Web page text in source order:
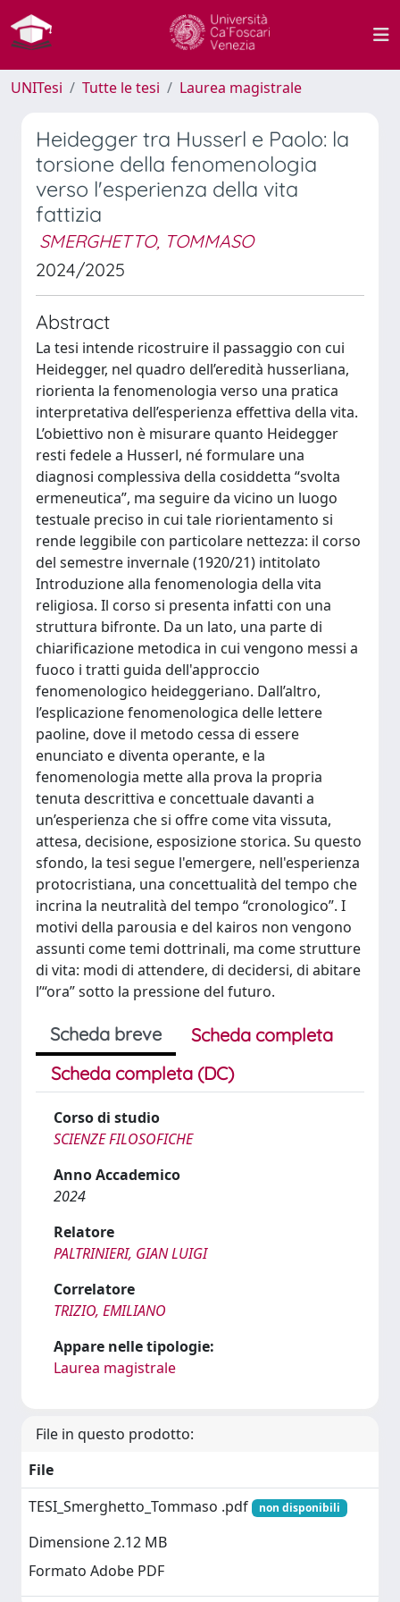
UNITesi Tutte le tesi Laurea magistrale
Heidegger tra Husserl e Paolo: la
torsione della fenomenologia
verso l'esperienza della vita
fattizia
SMERGHETTO, TOMMASO
2024/2025
Abstract
La tesi intende ricostruire il passaggio con cui
Heidegger, nel quadro dell’eredità husserliana,
riorienta la fenomenologia verso una pratica
interpretativa dell’esperienza effettiva della vita.
L’obiettivo non è misurare quanto Heidegger
resti fedele a Husserl, né formulare una
diagnosi complessiva della cosiddetta “svolta
ermeneutica”, ma seguire da vicino un luogo
testuale preciso in cui tale riorientamento si
rende leggibile con particolare nettezza: il corso
del semestre invernale (1920/21) intitolato
Introduzione alla fenomenologia della vita
religiosa. Il corso si presenta infatti con una
struttura bifronte. Da un lato, una parte di
chiarificazione metodica in cui vengono messi a
fuoco i tratti guida dell'approccio
fenomenologico heideggeriano. Dall’altro,
l’esplicazione fenomenologica delle lettere
paoline, dove il metodo cessa di essere
enunciato e diventa operante, e la
fenomenologia mette alla prova la propria
tenuta descrittiva e concettuale davanti a
un’esperienza che si offre come vita vissuta,
attesa, decisione, esposizione storica. Su questo
sfondo, la tesi segue l'emergere, nell'esperienza
protocristiana, una concettualità del tempo che
incrina la neutralità del tempo “cronologico”. I
motivi della parousia e del kairos non vengono
assunti come temi dottrinali, ma come strutture
di vita: modi di attendere, di decidersi, di abitare
l’“ora” sotto la pressione del futuro.
Scheda breve
Scheda completa
Scheda completa (DC)
Corso di studio
SCIENZE FILOSOFICHE
Anno Accademico
2024
Relatore
PALTRINIERI, GIAN LUIGI
Correlatore
TRIZIO, EMILIANO
Appare nelle tipologie:
Laurea magistrale
File in questo prodotto:
File
TESI_Smerghetto_Tommaso .pdf
non disponibili
Dimensione 2.12 MB
Formato Adobe PDF